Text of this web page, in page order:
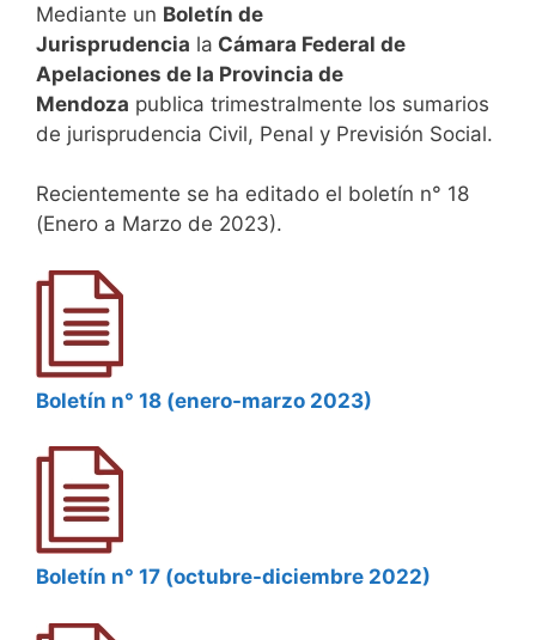
Mediante un Boletín de
Jurisprudencia la Cámara Federal de
Apelaciones de la Provincia de
Mendoza publica trimestralmente los sumarios
de jurisprudencia Civil, Penal y Previsión Social.
Recientemente se ha editado el boletín n° 18
(Enero a Marzo de 2023).
Boletín n° 18 (enero-marzo 2023)
Boletín n° 17 (octubre-diciembre 2022)